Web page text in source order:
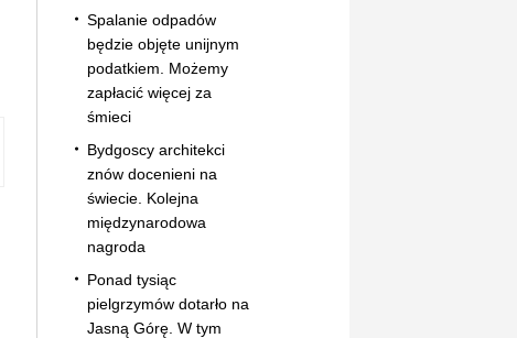
Spalanie odpadów
będzie objęte unijnym
podatkiem. Możemy
zapłacić więcej za
śmieci
Bydgoscy architekci
znów docenieni na
świecie. Kolejna
międzynarodowa
nagroda
Ponad tysiąc
pielgrzymów dotarło na
Jasną Górę. W tym